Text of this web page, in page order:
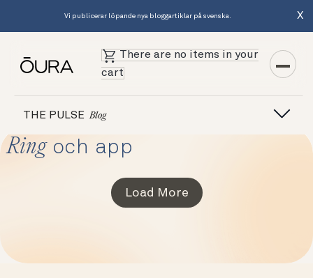
Vi publicerar löpande nya bloggartiklar på svenska. X
There are no items in your
cart
THE PULSE Blog
Ringoch app
Load More